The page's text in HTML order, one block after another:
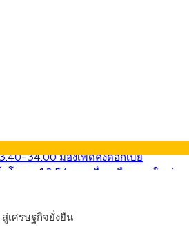
นเรล 12.54 กม. เชื่อมเมืองหาดใหญ่
ครงสร้างเศรษฐกิจ ดันไทยโตเต็มศักยภาพ
เตือนผู้ปกครองเฝ้าระวัง หลังยึดล็อตให
เศรษฐกิจยั่งยืน